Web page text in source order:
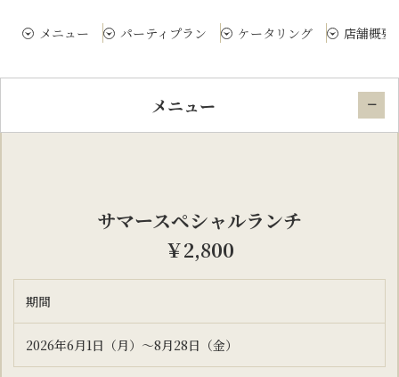
メニュー パーティプラン ケータリング 店舗概要
メニュー
サマースペシャルランチ
￥2,800
期間
2026年6月1日（月）～8月28日（金）